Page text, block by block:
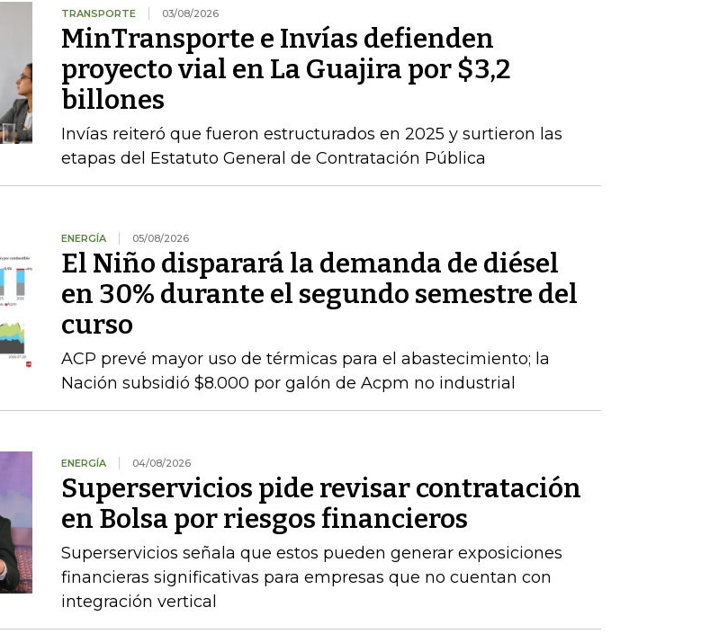
TRANSPORTE 03/08/2026
MinTransporte e Invías defienden
proyecto vial en La Guajira por $3,2
billones
Invías reiteró que fueron estructurados en 2025 y surtieron las
etapas del Estatuto General de Contratación Pública
ENERGÍA 05/08/2026
El Niño disparará la demanda de diésel
en 30% durante el segundo semestre del
curso
ACP prevé mayor uso de térmicas para el abastecimiento; la
Nación subsidió $8.000 por galón de Acpm no industrial
ENERGÍA 04/08/2026
Superservicios pide revisar contratación
en Bolsa por riesgos financieros
Superservicios señala que estos pueden generar exposiciones
financieras significativas para empresas que no cuentan con
integración vertical